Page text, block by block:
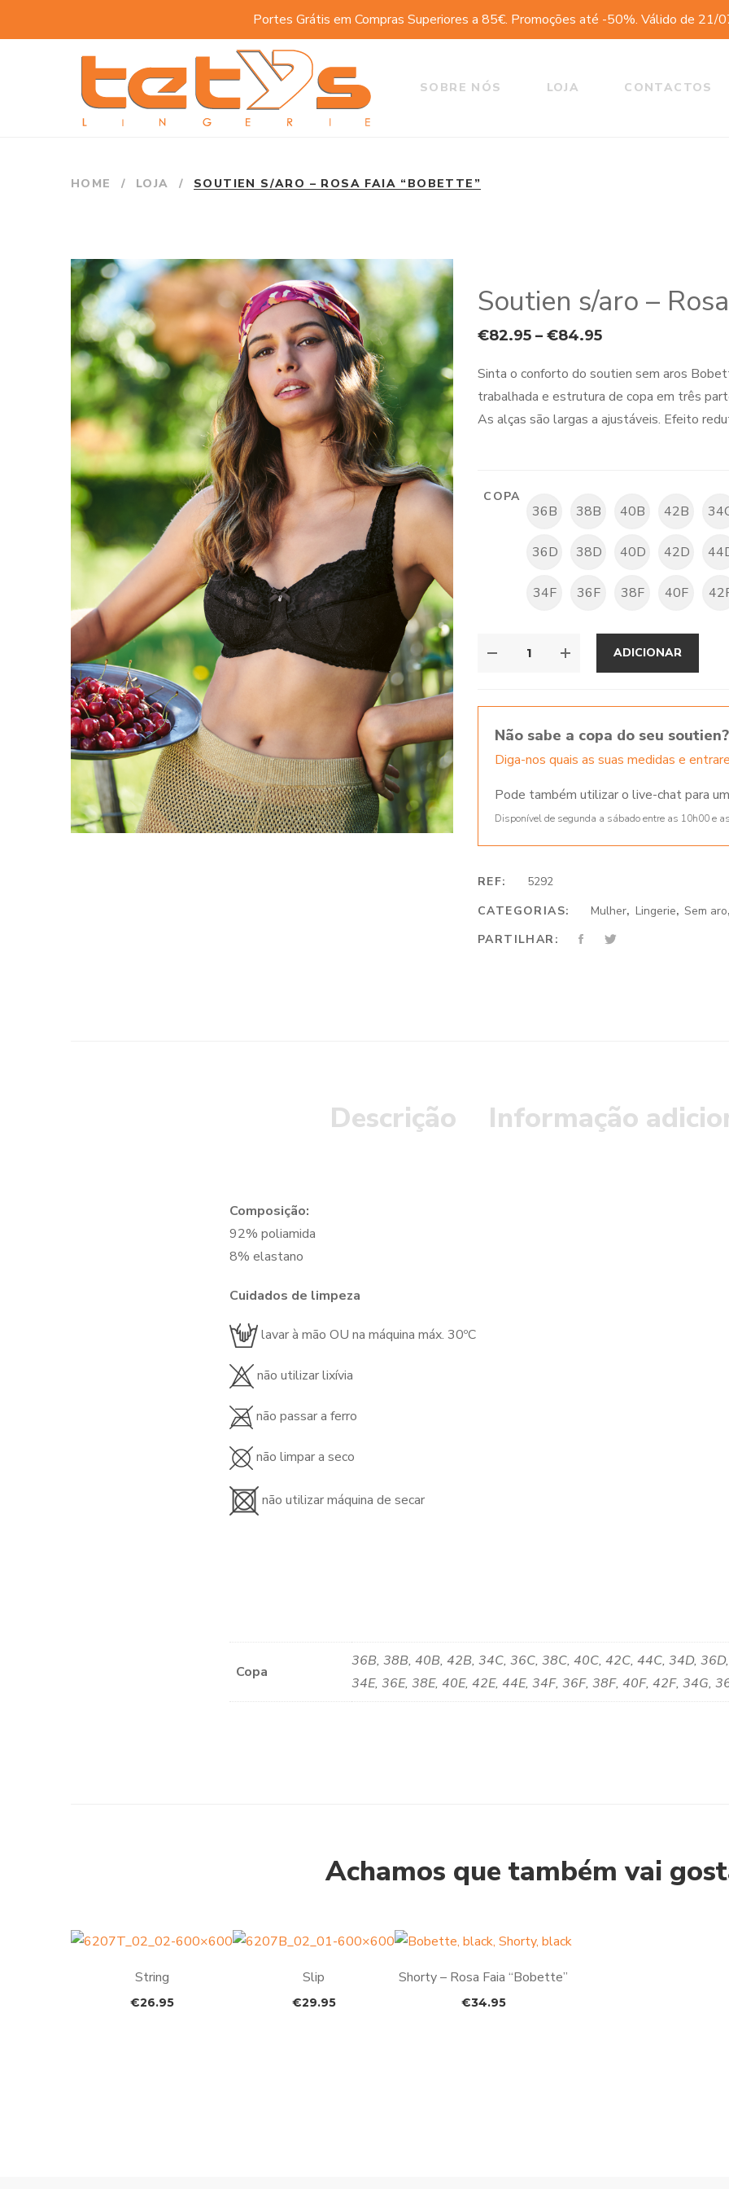
Portes Grátis em Compras Superiores a 85€. Promoções até -50%. Válido de
SOBRE NÓS LOJA CONTACTOS
HOME / LOJA / SOUTIEN S/ARO – ROSA FAIA “BOBETTE”
Soutien s/aro –
€82.95 – €84.95Price
through
Sinta o conforto do soutien sem aros
trabalhada e estrutura de copa em três
As alças são largas a ajustáveis. Efeito
COPA
36B 38B 40B 42B
36D 38D 40D 42D
34F 36F 38F 40F
ADICIONAR
Não sabe a copa do seu soutien?
Diga-nos quais as suas medidas e
Pode também utilizar o live-chat para
Disponível de segunda a sábado entre as 10h00 e
REF:
5292
CATEGORIAS:
Mulher, Lingerie,Sem aro
PARTILHAR:
Descrição Informação
Composição:
92% poliamida
8% elastano
Cuidados de limpeza
lavar à mão OU na máquina máx. 30ºC
não utilizar lixívia
não passar a ferro
não limpar a seco
não utilizar máquina de secar
Copa
36B, 38B, 40B, 42B, 34C, 36C, 38C, 40C, 42C, 44C, 34D,
34E, 36E, 38E, 40E, 42E, 44E, 34F, 36F, 38F, 40F, 42F, 34G,
Achamos que também vai
String
€26.95
Slip
€29.95
Shorty – Rosa Faia “Bobette”
€34.95